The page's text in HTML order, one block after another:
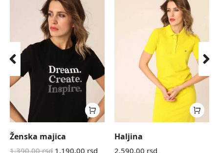
Ženska majica
1.390,00rsd 1.190,00 rsd
Haljina
2.590,00 rsd